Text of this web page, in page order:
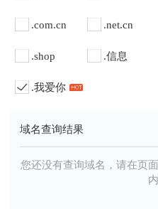
.com.cn .net.cn
.shop .信息
.我爱你
域名查询结果
您还没有查询域名，请在页